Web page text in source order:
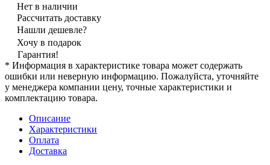
Нет в наличии
Рассчитать доставку
Нашли дешевле?
Хочу в подарок
Гарантия!
* Информация в характеристике товара может содержать
ошибки или неверную информацию. Пожалуйста, уточняйте
у менеджера компании цену, точные характеристики и
комплектацию товара.
Описание
Характеристики
Оплата
Доставка